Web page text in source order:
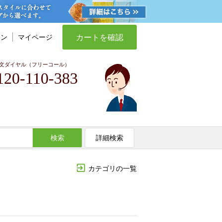
マイページ カートを確認
ダイヤル（フリーコール）
110-383
検索 詳細検索
カテゴリの一覧